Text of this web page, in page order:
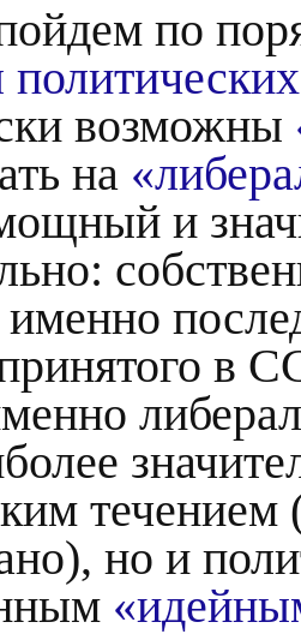
по
возможны
на
и
именно
в
но и